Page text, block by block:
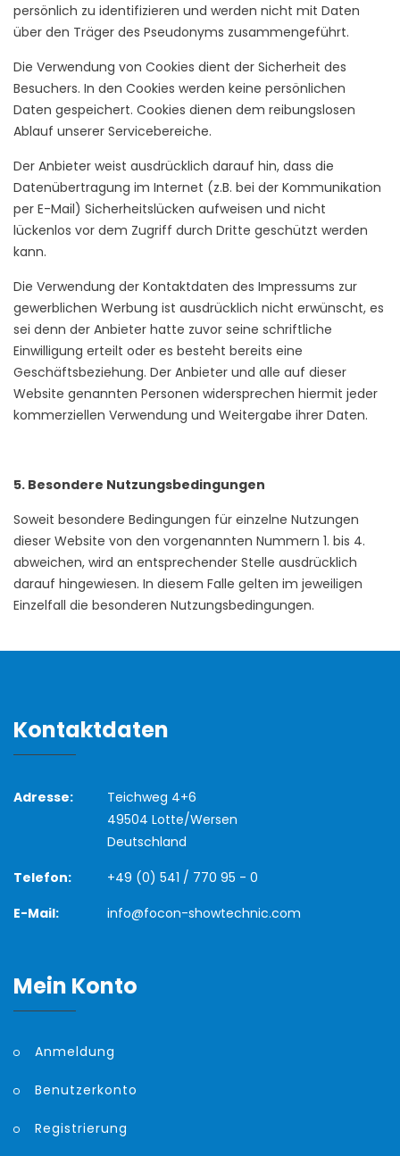
persönlich zu identifizieren und werden nicht mit Daten
über den Träger des Pseudonyms zusammengeführt.
Die Verwendung von Cookies dient der Sicherheit des
Besuchers. In den Cookies werden keine persönlichen
Daten gespeichert. Cookies dienen dem reibungslosen
Ablauf unserer Servicebereiche.
Der Anbieter weist ausdrücklich darauf hin, dass die
Datenübertragung im Internet (z.B. bei der Kommunikation
per E-Mail) Sicherheitslücken aufweisen und nicht
lückenlos vor dem Zugriff durch Dritte geschützt werden
kann.
Die Verwendung der Kontaktdaten des Impressums zur
gewerblichen Werbung ist ausdrücklich nicht erwünscht, es
sei denn der Anbieter hatte zuvor seine schriftliche
Einwilligung erteilt oder es besteht bereits eine
Geschäftsbeziehung. Der Anbieter und alle auf dieser
Website genannten Personen widersprechen hiermit jeder
kommerziellen Verwendung und Weitergabe ihrer Daten.
5. Besondere Nutzungsbedingungen
Soweit besondere Bedingungen für einzelne Nutzungen
dieser Website von den vorgenannten Nummern 1. bis 4.
abweichen, wird an entsprechender Stelle ausdrücklich
darauf hingewiesen. In diesem Falle gelten im jeweiligen
Einzelfall die besonderen Nutzungsbedingungen.
Kontaktdaten
Adresse:
Teichweg 4+6
49504 Lotte/Wersen
Deutschland
Telefon:
+49 (0) 541 / 770 95 - 0
E-Mail:
info@focon-showtechnic.com
Mein Konto
Anmeldung
Benutzerkonto
Registrierung